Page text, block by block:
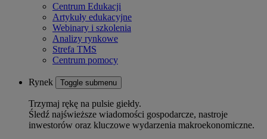
Centrum Edukacji
Artykuły edukacyjne
Webinary i szkolenia
Analizy rynkowe
Strefa TMS
Centrum pomocy
Rynek Toggle submenu
Trzymaj rękę na pulsie giełdy.
Śledź najświeższe wiadomości gospodarcze, nastroje
inwestorów oraz kluczowe wydarzenia makroekonomiczne.